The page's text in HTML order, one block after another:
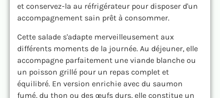
et conservez-la au réfrigérateur pour disposer d'un
accompagnement sain prêt à consommer.
Cette salade s'adapte merveilleusement aux
différents moments de la journée. Au déjeuner, elle
accompagne parfaitement une viande blanche ou
un poisson grillé pour un repas complet et
équilibré. En version enrichie avec du saumon
fumé, du thon ou des œufs durs, elle constitue un